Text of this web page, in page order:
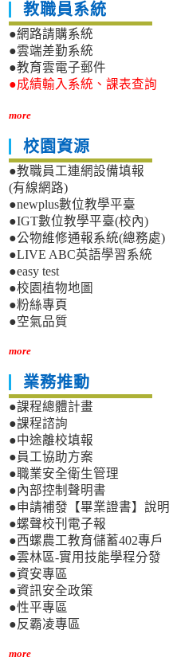
教職員系統
●網路請購系統
●雲端差勤系統
●教育雲電子郵件
●成績輸入系統、課表查詢
more
校園資源
●教職員工連網設備填報
(有線網路)
●newplus數位教學平臺
●IGT數位教學平臺(校內)
●公物維修通報系統(總務處)
●LIVE ABC英語學習系統
●easy test
●校園植物地圖
●粉絲專頁
●空氣品質
more
業務推動
●課程總體計畫
●課程諮詢
●中途離校填報
●員工協助方案
●職業安全衛生管理
●內部控制聲明書
●申請補發【畢業證書】說明
●螺聲校刊電子報
●西螺農工教育儲蓄402專戶
●雲林區-實用技能學程分發
●資安專區
●資訊安全政策
●性平專區
●反霸凌專區
more